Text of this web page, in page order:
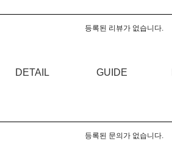
등록된 리뷰가 없습니다.
DETAIL GUIDE
등록된 문의가 없습니다.